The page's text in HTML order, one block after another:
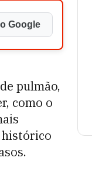
Google
pulmão,
como o
histórico